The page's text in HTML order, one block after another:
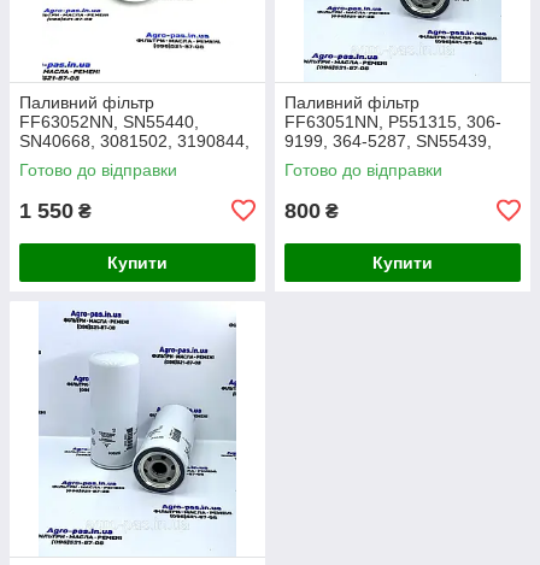
Паливний фільтр
FF63052NN, SN55440,
SN40668, 3081502, 3190844,
308-1502, 319-0844, SK3058,
1R-0764
Готово до відправки
1 550 ₴
Купити
Паливний фільтр
FF63051NN, P551315, 306-
9199, 364-5287, SN55439,
1R0751, 1R0759, FF5815,
33626, SK3059, FC55151,
Готово до відправки
800 ₴
Купити